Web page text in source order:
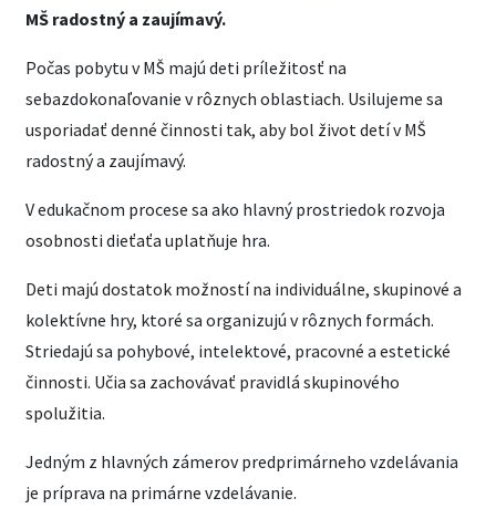
MŠ radostný a zaujímavý.
Počas pobytu v MŠ majú deti príležitosť na
sebazdokonaľovanie v rôznych oblastiach. Usilujeme sa
usporiadať denné činnosti tak, aby bol život detí v MŠ
radostný a zaujímavý.
V edukačnom procese sa ako hlavný prostriedok rozvoja
osobnosti dieťaťa uplatňuje hra.
Deti majú dostatok možností na individuálne, skupinové a
kolektívne hry, ktoré sa organizujú v rôznych formách.
Striedajú sa pohybové, intelektové, pracovné a estetické
činnosti. Učia sa zachovávať pravidlá skupinového
spolužitia.
Jedným z hlavných zámerov predprimárneho vzdelávania
je príprava na primárne vzdelávanie.